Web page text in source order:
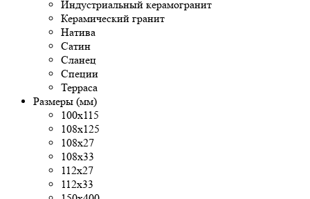
Индустриальный керамогранит
Керамический гранит
Натива
Сатин
Сланец
Специи
Терраса
Размеры (мм)
100x115
108x125
108х27
108х33
112х27
112х33